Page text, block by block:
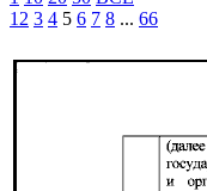
1 2 3 4 5 6 7 8 ... 66